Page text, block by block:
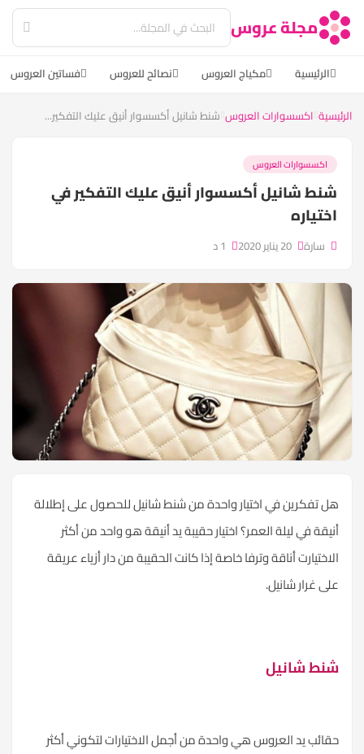
مجلة عروس
الرئيسية مكياج العروس نصائح للعروس فساتين العروس
الرئيسية اكسسوارات العروس شنط شانيل أكسسوار أنيق عليك التفكير...
اكسسوارات العروس
شنط شانيل أكسسوار أنيق عليك التفكير في
اختياره
سارة
هل تفكرين في اختيار واحدة من شنطشانيلللحصول على إطلالة
أنيقة في ليلة العمر؟ اختيار حقيبة يد أنيقة هو واحد من أكثر
الاختيارت أناقة وترفا خاصة إذا كانت الحقيبة من دار أزياء عريقة
على غرار شانيل.
شنط شانيل
حقائبيد العروس هي واحدة من أجمل الاختيارات لتكوني أكثر